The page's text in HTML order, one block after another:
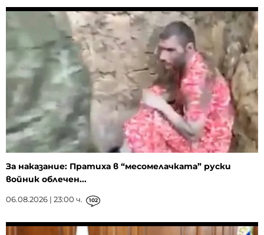
За наказание: Пратиха в “месомелачката” руски
войник облечен...
06.08.2026 | 23:00 ч. 102